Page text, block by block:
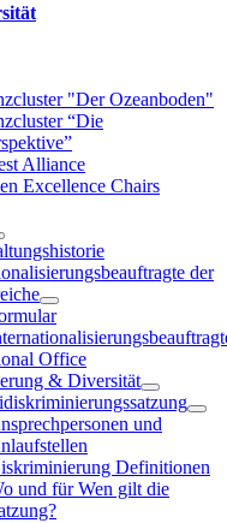
"Der Ozeanboden"
“Die
Alliance
Excellence Chairs
der
Office
& Diversität
und
Definitionen
und für Wen gilt die